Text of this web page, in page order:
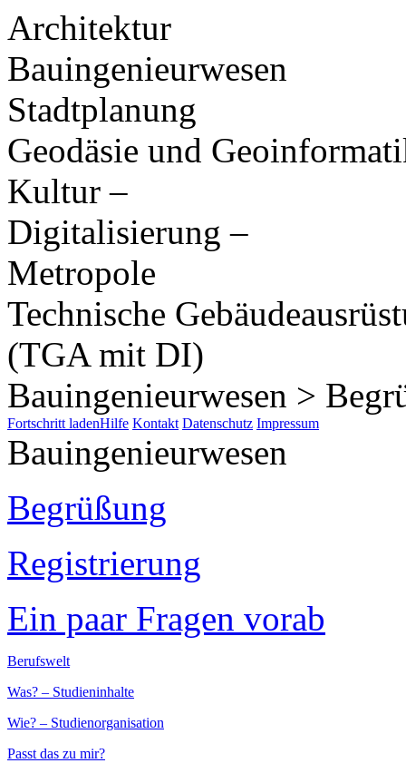
Architektur
Bauingenieurwesen
Stadtplanung
Geodäsie und
Kultur –
Digitalisierung –
Metropole
Technische
(TGA mit DI)
Bauingenieurwesen >
Fortschritt ladenHilfe Kontakt Datenschutz Impressum
Bauingenieurwesen
Begrüßung
Registrierung
Ein paar Fragen vorab
Berufswelt
Was? – Studieninhalte
Wie? – Studienorganisation
Passt das zu mir?